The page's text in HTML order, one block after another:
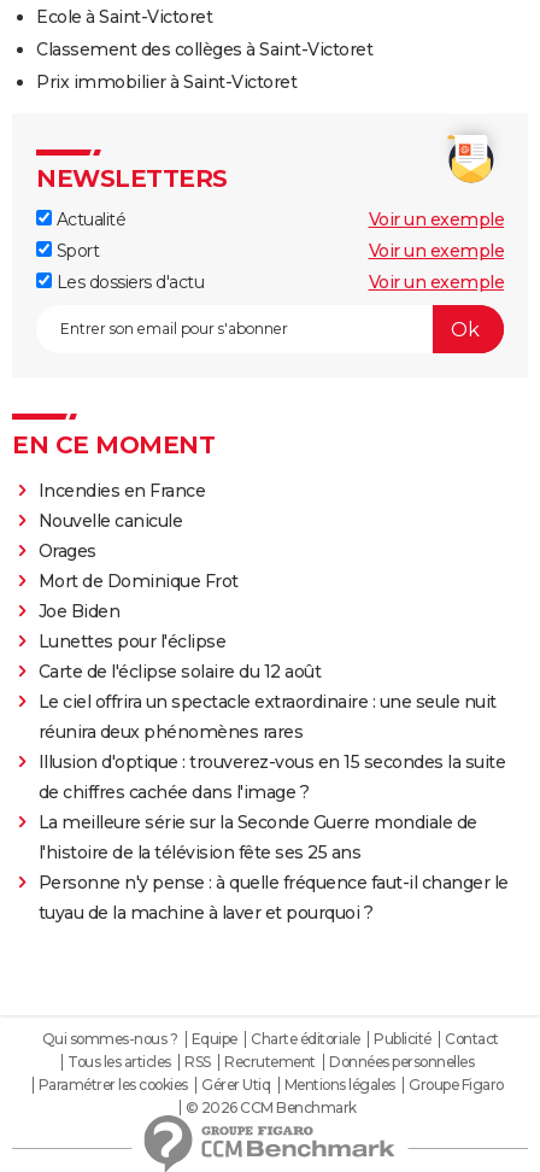
Ecole à Saint-Victoret
Classement des collèges à Saint-Victoret
Prix immobilier à Saint-Victoret
NEWSLETTERS
Actualité
Voir un exemple
Sport
Voir un exemple
Les dossiers d'actu
Voir un exemple
EN CE MOMENT
Incendies en France
Nouvelle canicule
Orages
Mort de Dominique Frot
Joe Biden
Lunettes pour l'éclipse
Carte de l'éclipse solaire du 12 août
Le ciel offrira un spectacle extraordinaire : une seule nuit
réunira deux phénomènes rares
Illusion d'optique : trouverez-vous en 15 secondes la suite
de chiffres cachée dans l'image ?
La meilleure série sur la Seconde Guerre mondiale de
l'histoire de la télévision fête ses 25 ans
Personne n'y pense : à quelle fréquence faut-il changer le
tuyau de la machine à laver et pourquoi ?
Qui sommes-nous ? Equipe Charte éditoriale Publicité
Contact
Tous les articles
RSS Recrutement
Données personnelles
Paramétrer les cookies
Gérer Utiq Mentions légales
Groupe Figaro
© 2026 CCM Benchmark